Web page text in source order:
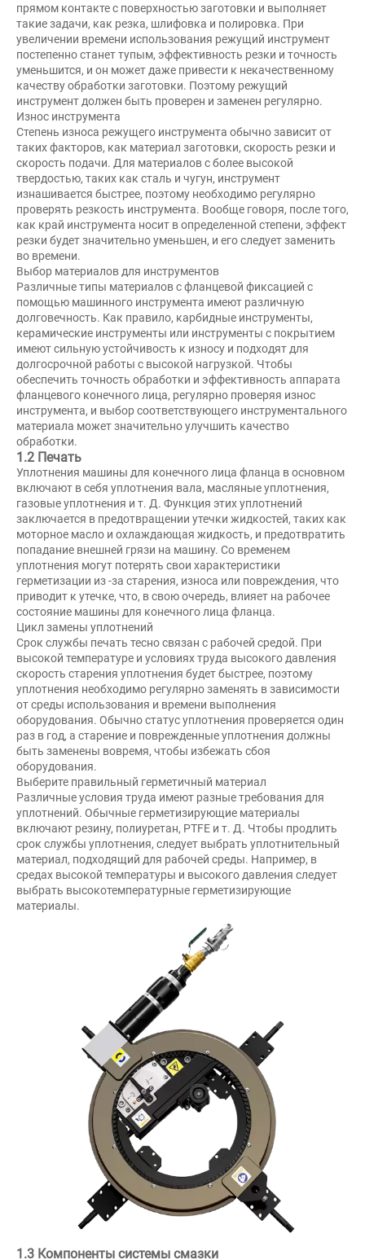
прямом контакте с поверхностью заготовки и выполняет
такие задачи, как резка, шлифовка и полировка. При
увеличении времени использования режущий инструмент
постепенно станет тупым, эффективность резки и точность
уменьшится, и он может даже привести к некачественному
качеству обработки заготовки. Поэтому режущий
инструмент должен быть проверен и заменен регулярно.
Износ инструмента
Степень износа режущего инструмента обычно зависит от
таких факторов, как материал заготовки, скорость резки и
скорость подачи. Для материалов с более высокой
твердостью, таких как сталь и чугун, инструмент
изнашивается быстрее, поэтому необходимо регулярно
проверять резкость инструмента. Вообще говоря, после того,
как край инструмента носит в определенной степени, эффект
резки будет значительно уменьшен, и его следует заменить
во времени.
Выбор материалов для инструментов
Различные типы материалов с фланцевой фиксацией с
помощью машинного инструмента имеют различную
долговечность. Как правило, карбидные инструменты,
керамические инструменты или инструменты с покрытием
имеют сильную устойчивость к износу и подходят для
долгосрочной работы с высокой нагрузкой. Чтобы
обеспечить точность обработки и эффективность аппарата
фланцевого конечного лица, регулярно проверяя износ
инструмента, и выбор соответствующего инструментального
материала может значительно улучшить качество
обработки.
1.2 Печать
Уплотнения машины для конечного лица фланца в основном
включают в себя уплотнения вала, масляные уплотнения,
газовые уплотнения и т. Д. Функция этих уплотнений
заключается в предотвращении утечки жидкостей, таких как
моторное масло и охлаждающая жидкость, и предотвратить
попадание внешней грязи на машину. Со временем
уплотнения могут потерять свои характеристики
герметизации из -за старения, износа или повреждения, что
приводит к утечке, что, в свою очередь, влияет на рабочее
состояние машины для конечного лица фланца.
Цикл замены уплотнений
Срок службы печать тесно связан с рабочей средой. При
высокой температуре и условиях труда высокого давления
скорость старения уплотнения будет быстрее, поэтому
уплотнения необходимо регулярно заменять в зависимости
от среды использования и времени выполнения
оборудования. Обычно статус уплотнения проверяется один
раз в год, а старение и поврежденные уплотнения должны
быть заменены вовремя, чтобы избежать сбоя
оборудования.
Выберите правильный герметичный материал
Различные условия труда имеют разные требования для
уплотнений. Обычные герметизирующие материалы
включают резину, полиуретан, PTFE и т. Д. Чтобы продлить
срок службы уплотнения, следует выбрать уплотнительный
материал, подходящий для рабочей среды. Например, в
средах высокой температуры и высокого давления следует
выбрать высокотемпературные герметизирующие
материалы.
1.3 Компоненты системы смазки